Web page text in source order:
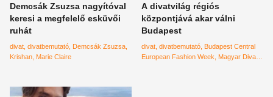
Demcsák Zsuzsa nagyítóval
keresi a megfelelő esküvői
ruhát
divat divatbemutató Demcsák Zsuzsa
Krishan Marie Claire
A divatvilág régiós
központjává akar válni
Budapest
divat divatbemutató Budapest Central
European Fashion Week
Magyar Divat